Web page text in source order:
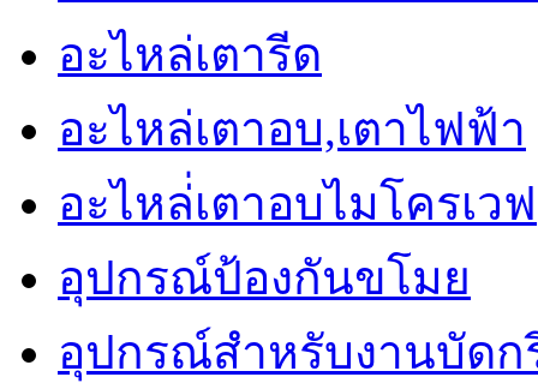
อะไหล่เตารีด
อะไหล่เตาอบ,เตาไฟฟ้า
อะไหล่่เตาอบไมโครเวฟ
อุปกรณ์ป้องกันขโมย
อุปกรณ์สำหรับงานบัดก